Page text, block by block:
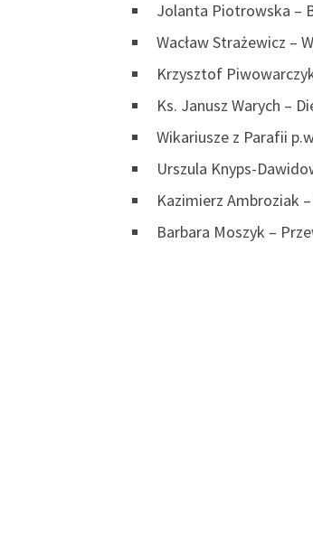
Jolanta Piotrowska –
Wacław Strażewicz –
Krzysztof
Ks. Janusz Warych –
Wikariusze z Parafii
Urszula Knyps-
Kazimierz Ambroziak
Barbara Moszyk –